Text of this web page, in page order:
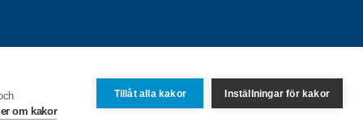
om kakor
Tillåt alla kakor Inställningar för kakor